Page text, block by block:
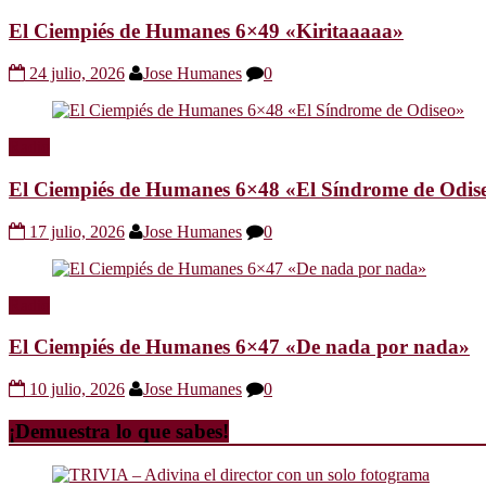
El Ciempiés de Humanes 6×49 «Kiritaaaaa»
24 julio, 2026 Jose Humanes 0
El Ciempiés de Humanes 6×48 «El Síndrome de
17 julio, 2026 Jose Humanes 0
El Ciempiés de Humanes 6×47 «De nada por nada»
10 julio, 2026 Jose Humanes 0
¡Demuestra lo que sabes!